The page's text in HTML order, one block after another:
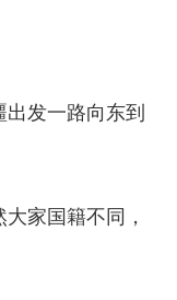
发一路向东到
家国籍不同，